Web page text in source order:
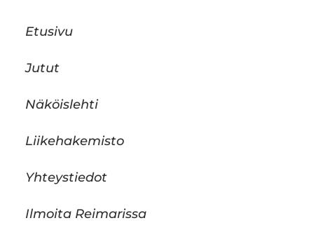
Etusivu
Jutut
Näköislehti
Liikehakemisto
Yhteystiedot
Ilmoita Reimarissa